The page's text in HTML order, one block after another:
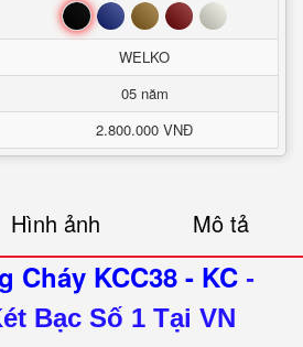
Đen Xanh Nâu Đỏ Trắng
WELKO
05 năm
2.800.000 VNĐ
Hình ảnh Mô tả
Cháy KCC38 - KC -
Bạc Số 1 Tại VN